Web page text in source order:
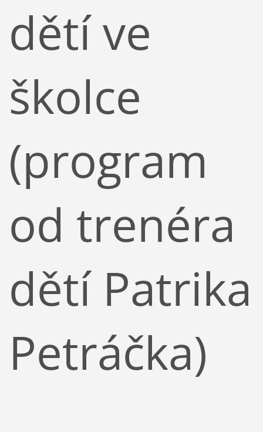
dětí ve
školce
(program
od trenéra
dětí Patrika
Petráčka)